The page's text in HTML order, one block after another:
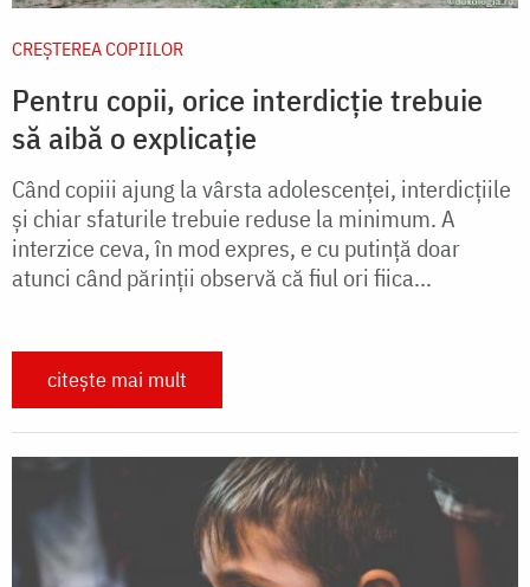
CREŞTEREA COPIILOR
Pentru copii, orice interdicție trebuie
să aibă o explicație
Când copiii ajung la vârsta adolescenţei, interdicţiile
şi chiar sfaturile trebuie reduse la minimum. A
interzice ceva, în mod expres, e cu putinţă doar
atunci când părinţii observă că fiul ori fiica...
citește mai mult